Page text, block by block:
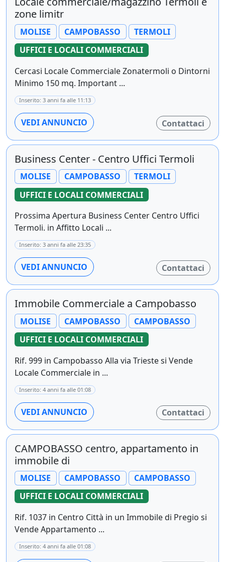
zone limitr
MOLISE CAMPOBASSO
TERMOLI
UFFICI E LOCALI COMMERCIALI
Cercasi Locale Commerciale Zonatermoli o Dintorni
Minimo 150 mq. Important ...
Inserito: 3 anni fa alle 11:13
VEDI ANNUNCIO Contattaci
Business Center - Centro Uffici Termoli
MOLISE CAMPOBASSO
TERMOLI
UFFICI E LOCALI COMMERCIALI
Prossima Apertura Business Center Centro Uffici
Termoli. in Affitto Locali ...
Inserito: 3 anni fa alle 23:35
VEDI ANNUNCIO Contattaci
Immobile Commerciale a Campobasso
MOLISE CAMPOBASSO
CAMPOBASSO
UFFICI E LOCALI COMMERCIALI
Rif. 999 in Campobasso Alla via Trieste si Vende
Locale Commerciale in ...
Inserito: 4 anni fa alle 01:08
VEDI ANNUNCIO Contattaci
CAMPOBASSO centro, appartamento in
immobile di
MOLISE CAMPOBASSO
CAMPOBASSO
UFFICI E LOCALI COMMERCIALI
Rif. 1037 in Centro Città in un Immobile di Pregio si
Vende Appartamento ...
Inserito: 4 anni fa alle 01:08